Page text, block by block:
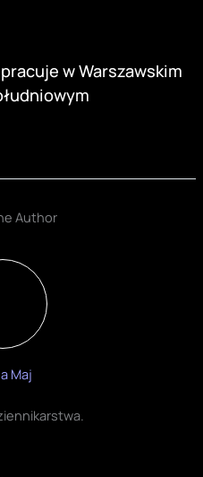
w Warszawskim
Author
Maj